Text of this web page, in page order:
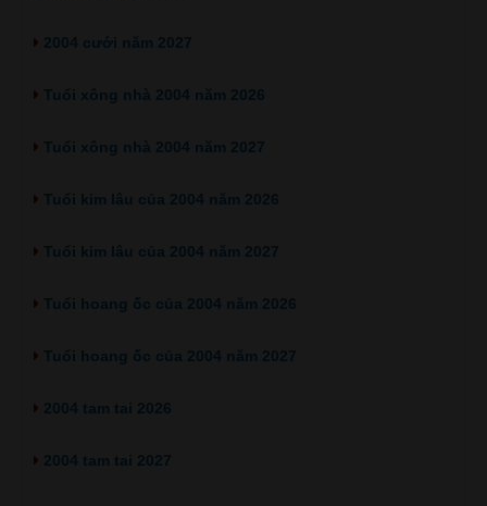
2004 cưới năm 2027
Tuổi xông nhà 2004 năm 2026
Tuổi xông nhà 2004 năm 2027
Tuổi kim lâu của 2004 năm 2026
Tuổi kim lâu của 2004 năm 2027
Tuổi hoang ốc của 2004 năm 2026
Tuổi hoang ốc của 2004 năm 2027
2004 tam tai 2026
2004 tam tai 2027